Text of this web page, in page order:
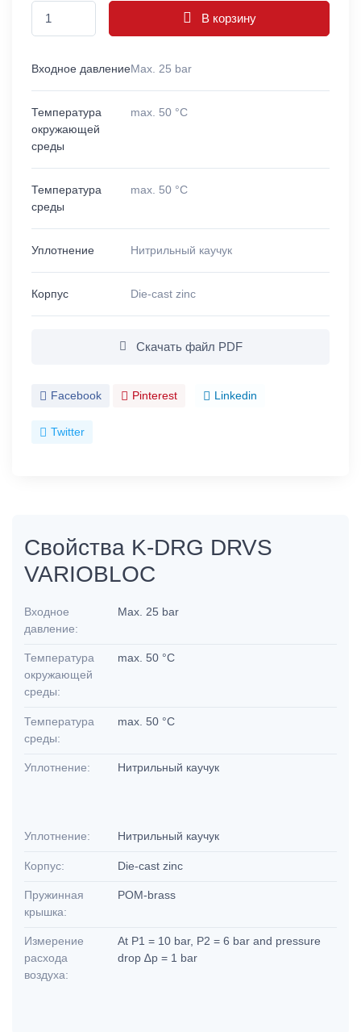
В корзину
Входное давлениеMax. 25 bar
Температура
окружающей
среды
max. 50 °C
Температура
среды
max. 50 °C
Уплотнение Нитрильный каучук
Корпус Die-cast zinc
Скачать файл PDF
Facebook Pinterest Linkedin
Twitter
Свойства K-DRG DRVS
VARIOBLOC
Входное
давление:
Max. 25 bar
Температура
окружающей
среды:
max. 50 °C
Температура
среды:
max. 50 °C
Уплотнение: Нитрильный каучук
Уплотнение: Нитрильный каучук
Корпус: Die-cast zinc
Пружинная
крышка:
POM-brass
Измерение
расхода
воздуха:
At P1 = 10 bar, P2 = 6 bar and pressure
drop ∆p = 1 bar